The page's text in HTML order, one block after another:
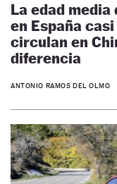
La edad media
en España
circulan en
diferencia
ANTONIO RAMOS DEL OLMO